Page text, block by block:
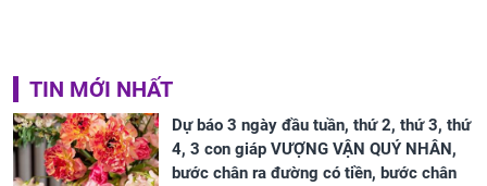
TIN MỚI NHẤT
Dự báo 3 ngày đầu tuần, thứ 2, thứ 3, thứ
4, 3 con giáp VƯỢNG VẬN QUÝ NHÂN,
bước chân ra đường có tiền, bước chân